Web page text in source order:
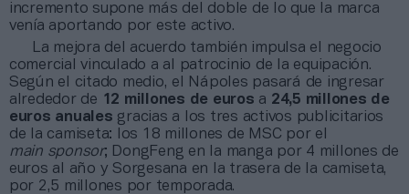
incremento supone más del doble de lo que la marca
venía aportando por este activo.
La mejora del acuerdo también impulsa el negocio
comercial vinculado a al patrocinio de la equipación.
Según el citado medio, el Nápoles pasará de ingresar
alrededor de 12 millones de euros a 24,5 millones de
euros anuales gracias a los tres activos publicitarios
de la camiseta: los 18 millones de MSC por el
main sponsor; DongFeng en la manga por 4 millones de
euros al año y Sorgesana en la trasera de la camiseta,
por 2,5 millones por temporada.